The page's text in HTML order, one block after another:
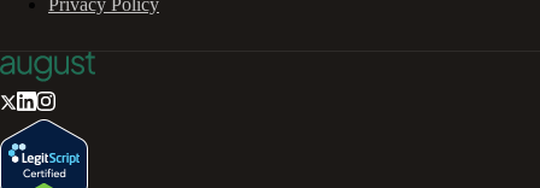
Privacy Policy